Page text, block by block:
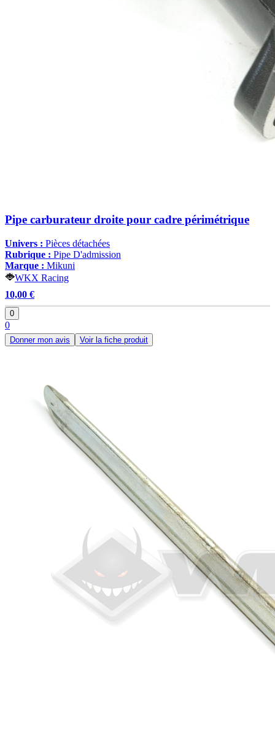
Pipe carburateur droite pour cadre périmétrique
Univers : Pièces détachées
Rubrique : Pipe D'admission
Marque : Mikuni
WKX Racing
10,00 €
0
0
Donner mon avis Voir la fiche produit